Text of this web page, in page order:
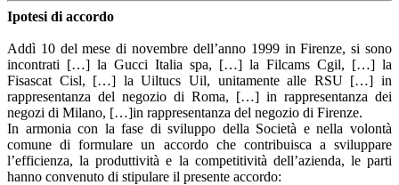
Ipotesi di accordo
Addì 10 del mese di novembre dell’anno 1999 in Firenze, si sono
incontrati […] la Gucci Italia spa, […] la Filcams Cgil, […] la
Fisascat Cisl, […] la Uiltucs Uil, unitamente alle RSU […] in
rappresentanza del negozio di Roma, […] in rappresentanza dei
negozi di Milano, […]in rappresentanza del negozio di Firenze.
In armonia con la fase di sviluppo della Società e nella volontà
comune di formulare un accordo che contribuisca a sviluppare
l’efficienza, la produttività e la competitività dell’azienda, le parti
hanno convenuto di stipulare il presente accordo: